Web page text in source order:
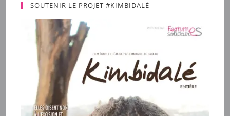
SOUTENIR LE PROJET #KIMBIDALÉ